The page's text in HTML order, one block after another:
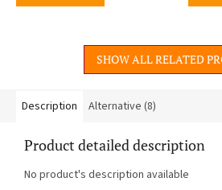
SHOW ALL RELATED
Description Alternative (8)
Product detailed description
No product's description available